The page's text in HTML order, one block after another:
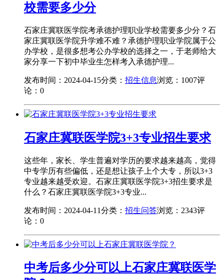
校需要多少分
石家庄冀联医学院考承德护理职业学校需要多少分？石
家庄冀联医学院升学难不难？承德护理职业学院属于公
办学校，是很多想考公办学校的选择之一，于老师给大
家分享一下初中毕业生怎样考入承德护理...
发布时间：2024-04-15分类： 招生信息浏览：1007评
论：0
石家庄冀联医学院3+3专业招生要求
这些年，家长、学生普遍对学历的要求越来越高，觉得
中专学历有些偏低，还是想让孩子上个大专，所以3+3
专业越来越受欢迎。石家庄冀联医学院3+3招生要求是
什么？石家庄冀联医学院3+3专业...
发布时间：2024-04-11分类： 招生问答浏览：2343评
论：0
中考后多少分可以上石家庄冀联医学